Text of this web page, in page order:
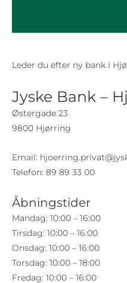
Leder du efter ny bank i
Jyske Bank –
Østergade 23
9800 Hjørring
Email:
Telefon: 89 89 33 00
Åbningstider
Mandag: 10:00 – 16:00
Tirsdag: 10:00 – 16:00
Onsdag: 10:00 – 16:00
Torsdag: 10:00 – 18:00
Fredag: 10:00 – 16:00